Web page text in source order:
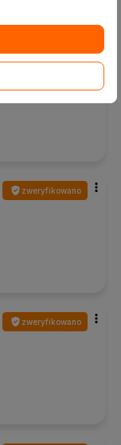
zweryfikowano
zweryfikowano